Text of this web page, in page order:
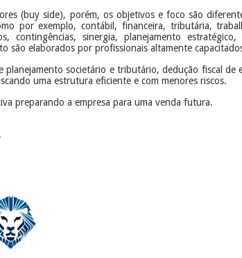
(buy side), porém, os objetivos e foco são
por exemplo, contábil, financeira, tributária,
contingências, sinergia, planejamento estratégico,
são elaborados por profissionais altamente
planejamento societário e tributário, dedução fiscal de
uma estrutura eficiente e com menores riscos.
preparando a empresa para uma venda futura.